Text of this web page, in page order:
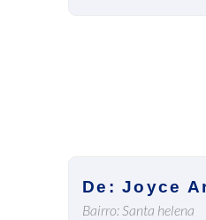
De: Joyce
Bairro: Santa helena